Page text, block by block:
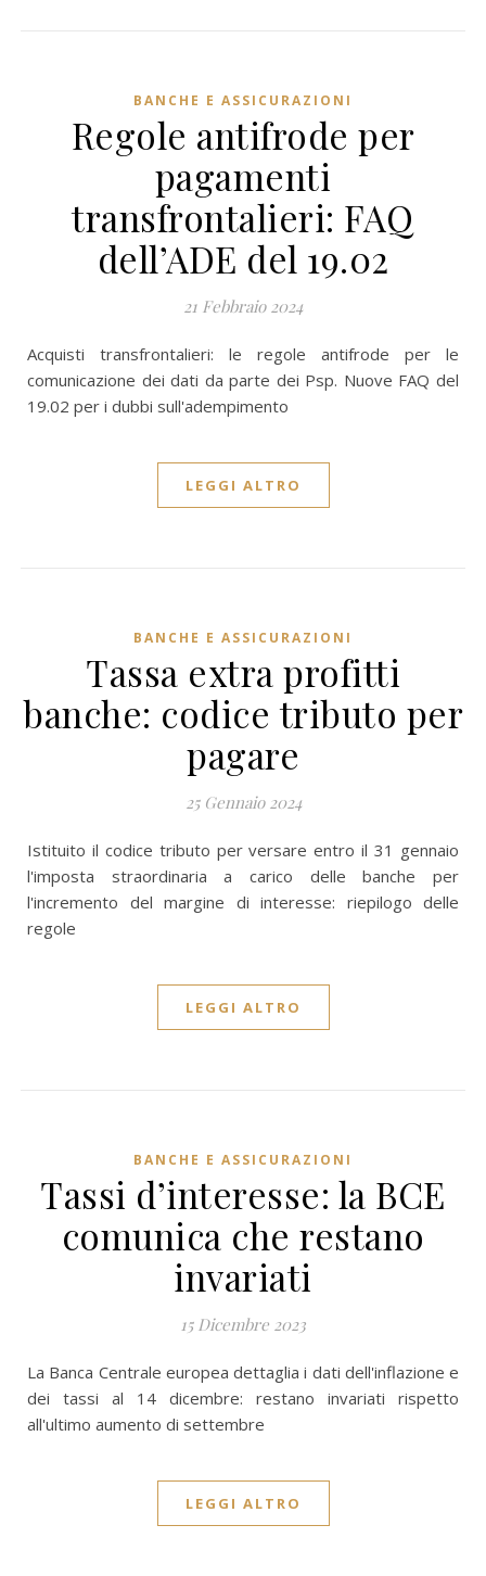
BANCHE E ASSICURAZIONI
Regole antifrode per
pagamenti
transfrontalieri: FAQ
dell’ADE del 19.02
21 Febbraio 2024
Acquisti transfrontalieri: le regole antifrode per le
comunicazione dei dati da parte dei Psp. Nuove FAQ del
19.02 per i dubbi sull'adempimento
LEGGI ALTRO
BANCHE E ASSICURAZIONI
Tassa extra profitti
banche: codice tributo per
pagare
25 Gennaio 2024
Istituito il codice tributo per versare entro il 31 gennaio
l'imposta straordinaria a carico delle banche per
l'incremento del margine di interesse: riepilogo delle
regole
LEGGI ALTRO
BANCHE E ASSICURAZIONI
Tassi d’interesse: la BCE
comunica che restano
invariati
15 Dicembre 2023
La Banca Centrale europea dettaglia i dati dell'inflazione e
dei tassi al 14 dicembre: restano invariati rispetto
all'ultimo aumento di settembre
LEGGI ALTRO